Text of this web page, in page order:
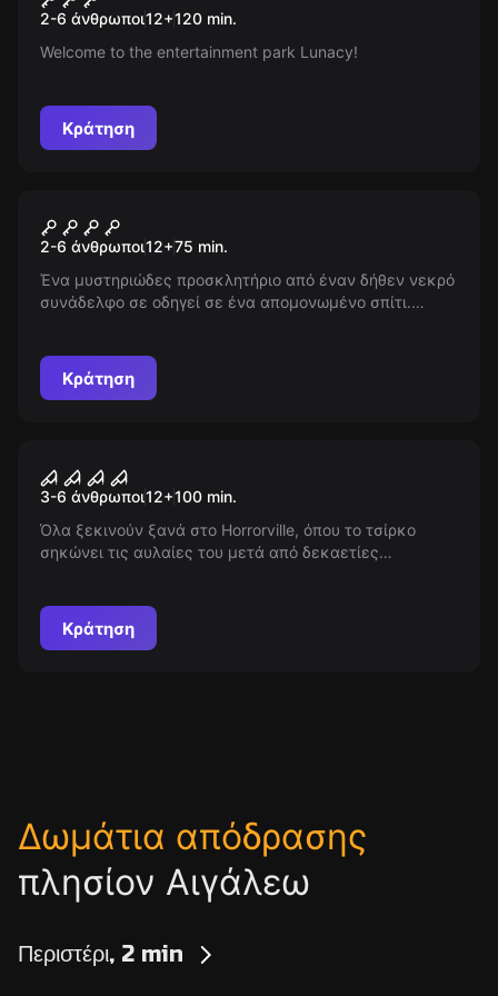
2-6 άνθρωποι12+120 min.
Welcome to the entertainment park Lunacy!
Κράτηση
Νέος
Ένας Παλαιός Φίλος... σε
Αλυσίδες (Remastered)
2-6 άνθρωποι12+75 min.
Ένα μυστηριώδες προσκλητήριο από έναν δήθεν νεκρό
συνάδελφο σε οδηγεί σε ένα απομονωμένο σπίτι.
συναρπαστική ανατροπή της μοίρας.
Κράτηση
Νέος
Πανδαιμόνιο
3-6 άνθρωποι12+100 min.
Όλα ξεκινούν ξανά στο Horrorville, όπου το τσίρκο
σηκώνει τις αυλαίες του μετά από δεκαετίες
αρνείται να μείνει θαμμένος στη λήθη; Έλα στο
Horrorville και ανακάλυψε τα ψιθυριστά μυστήρια.
Κράτηση
Δωμάτια απόδρασης
πλησίον Αιγάλεω
Περιστέρι, 2 min